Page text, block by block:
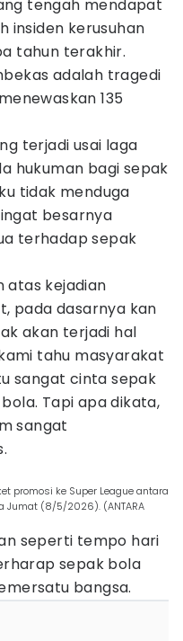
tengah mendapat
insiden kerusuhan
tahun terakhir.
adalah tragedi
135
terjadi usai laga
hukuman bagi sepak
tidak menduga
besarnya
terhadap sepak
atas kejadian
pada dasarnya kan
akan terjadi hal
tahu masyarakat
sangat cinta sepak
Tapi apa dikata,
sangat
promosi ke Super League antara
Jumat (8/5/2026). (ANTARA
seperti tempo hari
sepak bola
bangsa.